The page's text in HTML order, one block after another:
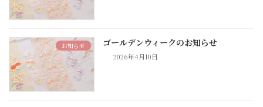
お知らせ ゴールデンウィークのお知らせ
2026年4月10日